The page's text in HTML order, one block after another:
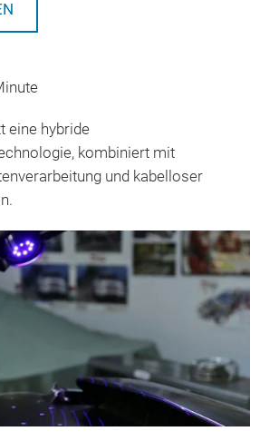
eine hybride
kombiniert mit
und kabelloser